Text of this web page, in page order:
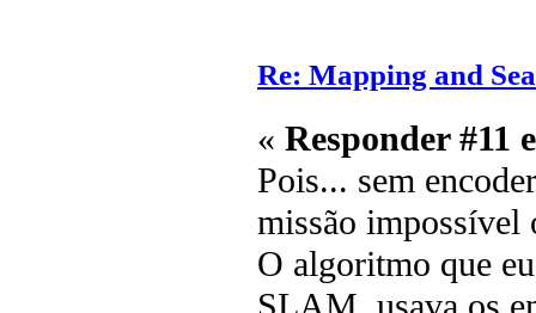
Re: Mapping and
« Responder #11
Pois... sem
missão impossível
O algoritmo que